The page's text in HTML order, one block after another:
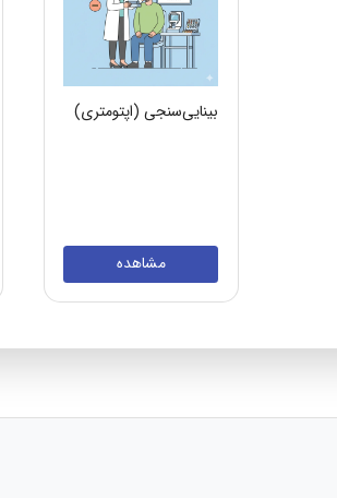
بینایی‌سنجی (اپتومتری)
مشاهده